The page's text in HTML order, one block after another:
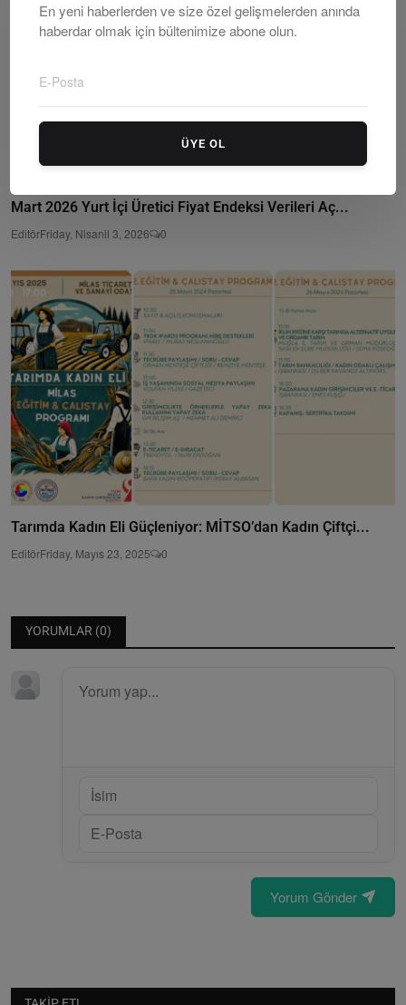
Mart 2026 Yurt İçi Üretici Fiyat Endeksi Verileri Aç...
EditörFriday, Nisanil 3, 2026 0
Tarımda Kadın Eli Güçleniyor: MİTSO’dan Kadın Çiftçi...
EditörFriday, Mayıs 23, 2025 0
YORUMLAR (0)
Yorum Gönder
En yeni haberlerden ve size özel gelişmelerden anında
haberdar olmak için bültenimize abone olun.
ÜYE OL